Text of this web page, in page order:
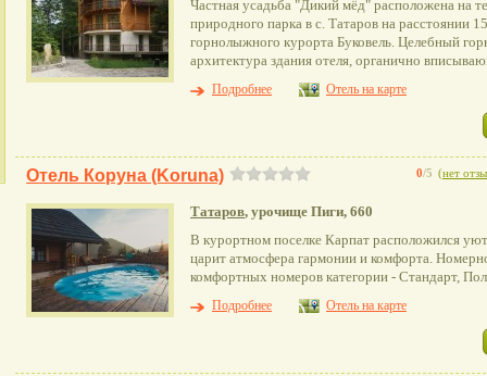
Частная усадьба "Дикий мёд" расположена на
природного парка в с. Татаров на расстоянии
горнолыжного курорта Буковель. Целебный
архитектура здания отеля, органично
Подробнее
Отель на карте
0/5 (нет
Отель Коруна (Koruna)
Татаров, урочище Пиги, 660
В курортном поселке Карпат расположился
царит атмосфера гармонии и комфорта.
комфортных номеров категории - Стандарт,
Подробнее
Отель на карте